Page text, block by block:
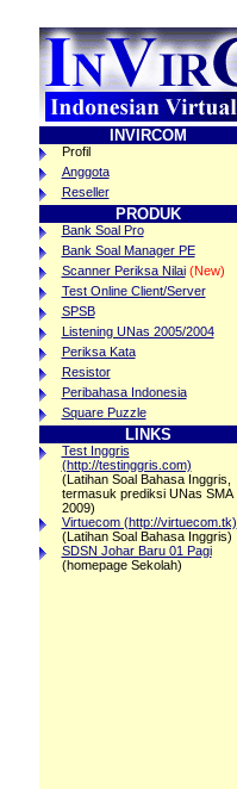
INVIRCOM
Profil
Anggota
Reseller
PRODUK
Bank Soal Pro
Bank Soal Manager PE
Scanner Periksa Nilai (New)
Test Online Client/Server
SPSB
Listening UNas 2005/2004
Periksa Kata
Resistor
Peribahasa Indonesia
Square Puzzle
LINKS
Test Inggris
(http://testinggris.com)
(Latihan Soal Bahasa Inggris,
termasuk prediksi UNas SMA
2009)
Virtuecom (http://virtuecom.tk)
(Latihan Soal Bahasa Inggris)
SDSN Johar Baru 01 Pagi
(homepage Sekolah)